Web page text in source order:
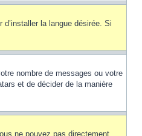
la langue désirée. Si
nombre de messages ou votre
et de décider de la manière
ne pouvez pas directement